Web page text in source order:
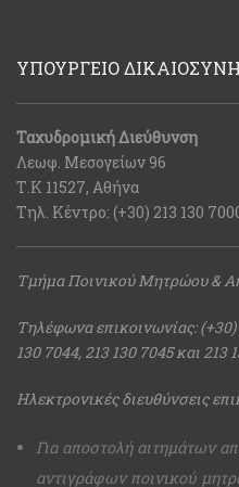
ΥΠΟΥΡΓΕΙΟ
Ταχυδρομική Διεύθυνση
Λεωφ. Μεσογείων 96
Τ.Κ 11527, Αθήνα
Τηλ. Κέντρο: (+30) 213 130
Τμήμα Ποινικού Μητρώου &
Τηλέφωνα επικοινωνίας: (+30)
130 7044, 213 130 7045 και 213
Ηλεκτρονικές διευθύνσεις
Για αποστολή αιτημάτων
αντιγράφων ποινικού